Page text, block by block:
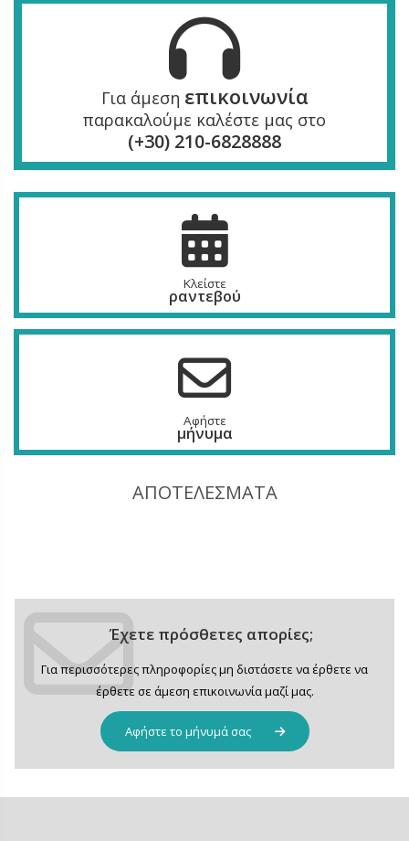
Για άμεση επικοινωνία
παρακαλούμε καλέστε μας στο
(+30) 210-6828888
Κλείστε
ραντεβού
Αφήστε
μήνυμα
ΑΠΟΤΕΛΕΣΜΑΤΑ
Έχετε πρόσθετες απορίες;
Για περισσότερες πληροφορίες μη διστάσετε να έρθετε να
έρθετε σε άμεση επικοινωνία μαζί μας.
Αφήστε το μήνυμά σας